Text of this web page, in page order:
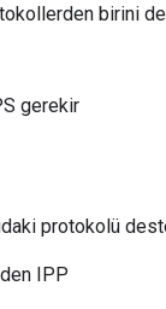
birini
gerekir
protokolü
IPP